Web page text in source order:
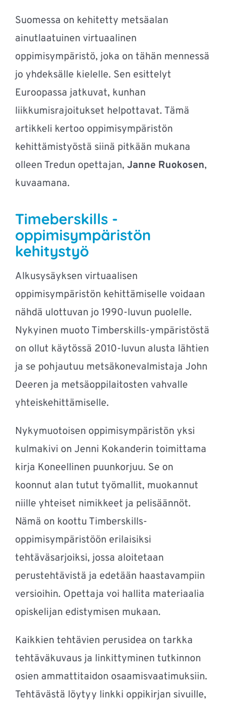
Suomessa on kehitetty metsäalan
ainutlaatuinen virtuaalinen
oppimisympäristö, joka on tähän mennessä
jo yhdeksälle kielelle. Sen esittelyt
Euroopassa jatkuvat, kunhan
liikkumisrajoitukset helpottavat. Tämä
artikkeli kertoo oppimisympäristön
kehittämistyöstä siinä pitkään mukana
olleen Tredun opettajan, Janne Ruokosen,
kuvaamana.
Timeberskills -
oppimisympäristön
kehitystyö
Alkusysäyksen virtuaalisen
oppimisympäristön kehittämiselle voidaan
nähdä ulottuvan jo 1990-luvun puolelle.
Nykyinen muoto Timberskills-ympäristöstä
on ollut käytössä 2010-luvun alusta lähtien
ja se pohjautuu metsäkonevalmistaja John
Deeren ja metsäoppilaitosten vahvalle
yhteiskehittämiselle.
Nykymuotoisen oppimisympäristön yksi
kulmakivi on Jenni Kokanderin toimittama
kirja Koneellinen puunkorjuu. Se on
koonnut alan tutut työmallit, muokannut
niille yhteiset nimikkeet ja pelisäännöt.
Nämä on koottu Timberskills-
oppimisympäristöön erilaisiksi
tehtäväsarjoiksi, jossa aloitetaan
perustehtävistä ja edetään haastavampiin
versioihin. Opettaja voi hallita materiaalia
opiskelijan edistymisen mukaan.
Kaikkien tehtävien perusidea on tarkka
tehtäväkuvaus ja linkittyminen tutkinnon
osien ammattitaidon osaamisvaatimuksiin.
Tehtävästä löytyy linkki oppikirjan sivuille,